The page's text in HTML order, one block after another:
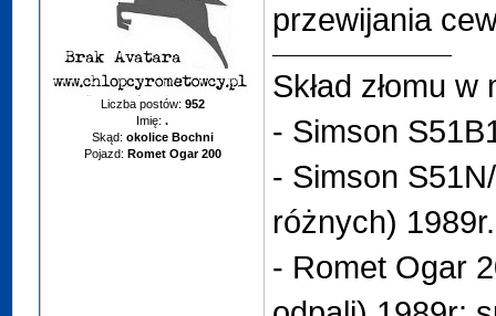
Liczba postów: 952
Imię: .
Skąd: okolice Bochni
Pojazd: Romet Ogar 200
przewijania
Skład złomu
- Simson
- Simson
różnych) 1989r.
- Romet Ogar